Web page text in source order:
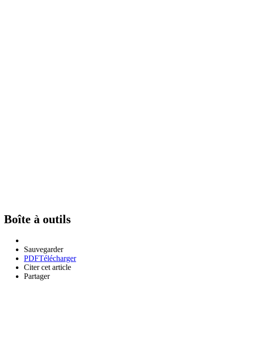
Boîte à outils
Sauvegarder
PDFTélécharger
Citer cet article
Partager